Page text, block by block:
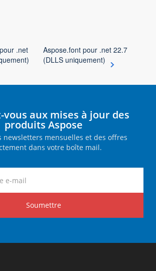
.net
Aspose.font pour .net 22.7
(DLLS uniquement)
vous aux mises à jour des
produits Aspose
newsletters mensuelles et des offres
dans votre boîte mail.
Soumettre